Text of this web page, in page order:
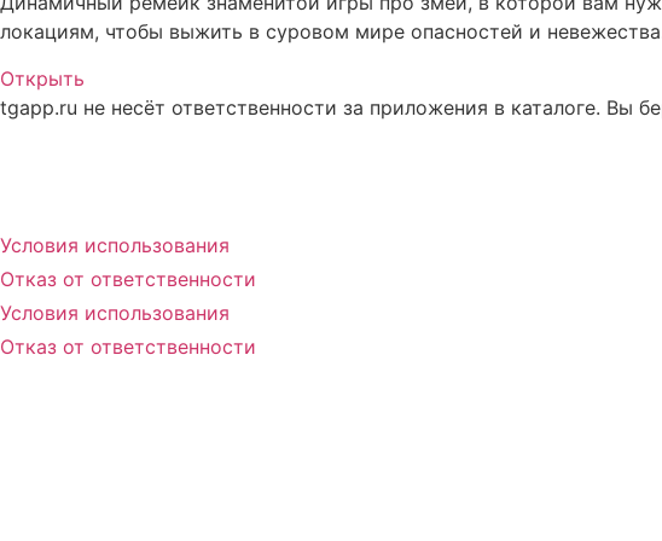
локациям, чтобы выжить в суровом мире опасностей и
Открыть
tgapp.ru не несёт ответственности за приложения в каталоге. Вы
Условия использования
Отказ от ответственности
Условия использования
Отказ от ответственности